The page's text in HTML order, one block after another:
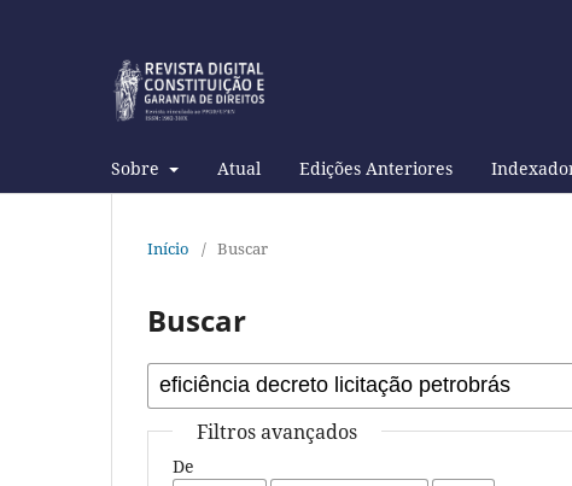
Sobre Atual Edições Anteriores
Início / Buscar
Buscar
Filtros avançados
De